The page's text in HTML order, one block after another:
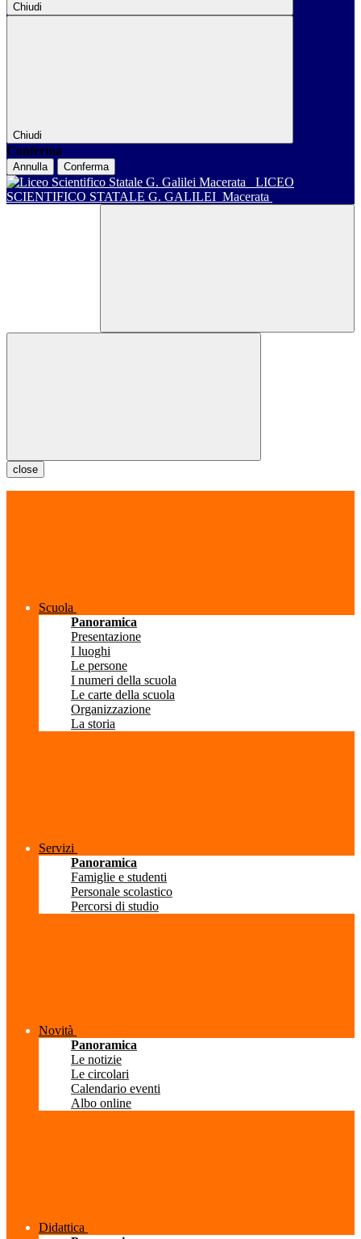
Chiudi
Chiudi
Conferma
Annulla Conferma
LICEO
SCIENTIFICO STATALE G. GALILEI Macerata
close
Scuola
Panoramica
Presentazione
I luoghi
Le persone
I numeri della scuola
Le carte della scuola
Organizzazione
La storia
Servizi
Panoramica
Famiglie e studenti
Personale scolastico
Percorsi di studio
Novità
Panoramica
Le notizie
Le circolari
Calendario eventi
Albo online
Didattica